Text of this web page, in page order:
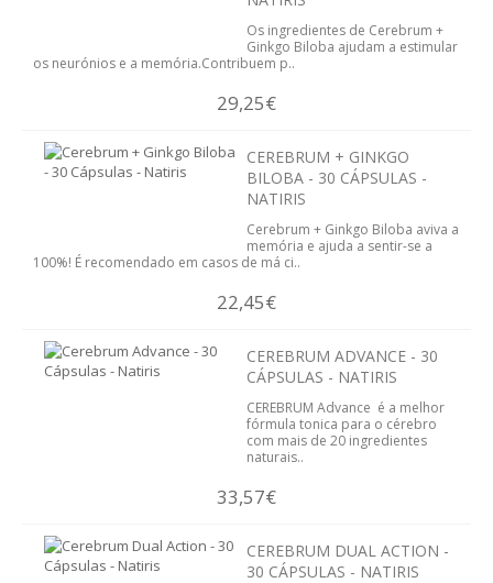
CORTA-APETITE
PRISÃO DE VENTRE
SUBSTITUTO DE REFEIÇÕES
TERMOGÉNICO
EMAGRIL
HIGIENE PESSOAL E COSMÉTICA
Os ingredientes de Cerebrum +
Ginkgo Biloba ajudam a estimular
os neurónios e a memória.Contribuem p..
29,25€
CEREBRUM + GINKGO
BILOBA - 30 CÁPSULAS -
NATIRIS
Cerebrum + Ginkgo Biloba aviva a
memória e ajuda a sentir-se a
100%! É recomendado em casos de má ci..
22,45€
CEREBRUM ADVANCE - 30
CÁPSULAS - NATIRIS
CEREBRUM Advance é a melhor
fórmula tonica para o cérebro
com mais de 20 ingredientes
naturais..
33,57€
CEREBRUM DUAL ACTION -
30 CÁPSULAS - NATIRIS